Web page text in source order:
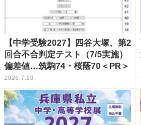
【中学受験2027】四谷大塚、第2
回合不合判定テスト（7/5実施）
偏差値…筑駒74・桜蔭70＜PR＞
2026.7.10